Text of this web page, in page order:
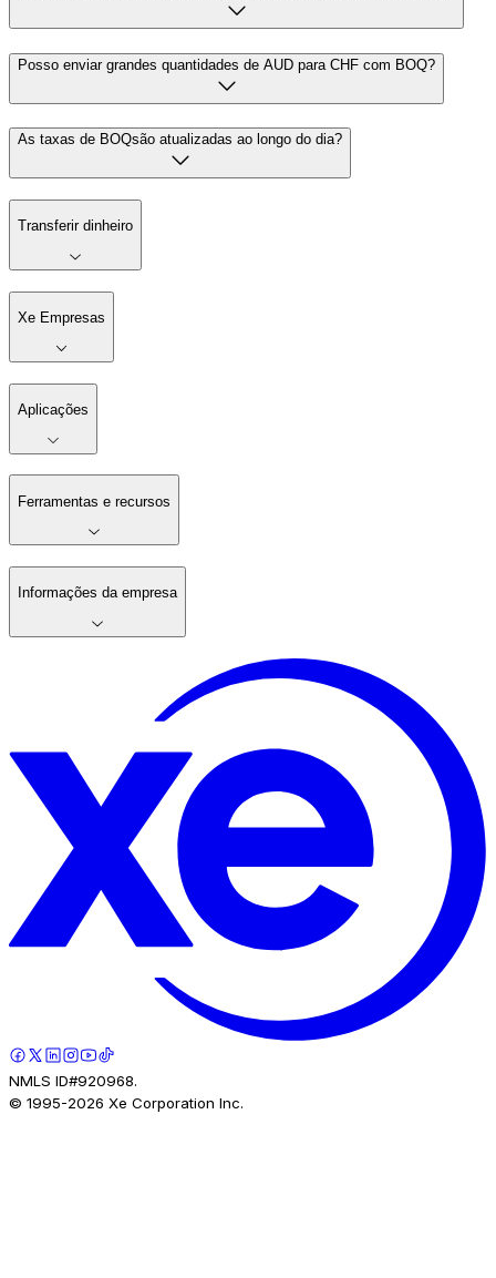
Posso enviar grandes quantidades de AUD para CHF com BOQ?
As taxas de BOQsão atualizadas ao longo do dia?
Transferir dinheiro
Xe Empresas
Aplicações
Ferramentas e recursos
Informações da empresa
NMLS ID#920968.
© 1995-2026 Xe Corporation Inc.